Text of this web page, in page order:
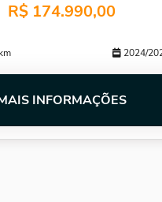
R$ 174.990,00
2024/
INFORMAÇÕES